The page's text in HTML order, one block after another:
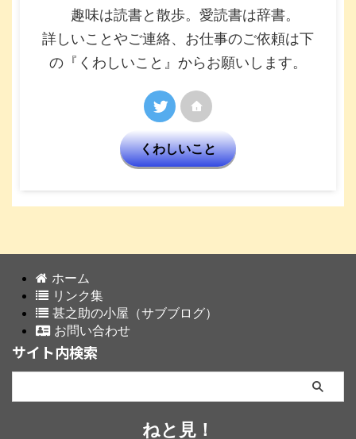
趣味は読書と散歩。愛読書は辞書。
詳しいことやご連絡、お仕事のご依頼は下
の『くわしいこと』からお願いします。
くわしいこと
ホーム
リンク集
甚之助の小屋（サブブログ）
お問い合わせ
サイト内検索
ねと見！